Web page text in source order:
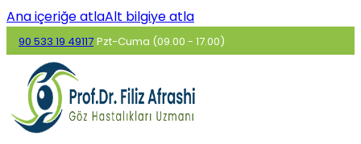
Ana içeriğe atlaAlt bilgiye atla
90 533 19 49117 Pzt-Cuma (09.00 - 17.00)